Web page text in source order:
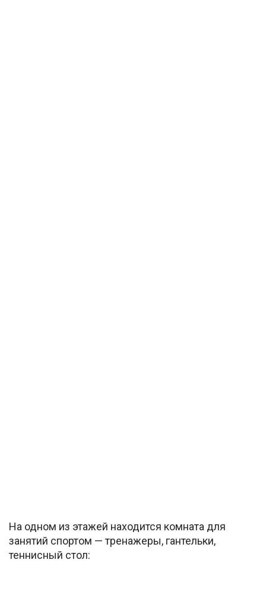
На одном из этажей находится комната для
занятий спортом — тренажеры, гантельки,
теннисный стол: